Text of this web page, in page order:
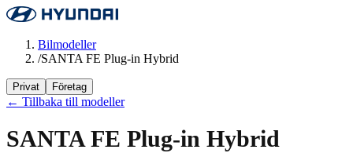
Bilmodeller
/SANTA FE Plug-in Hybrid
Privat Företag
← Tillbaka till modeller
SANTA FE Plug-in Hybrid